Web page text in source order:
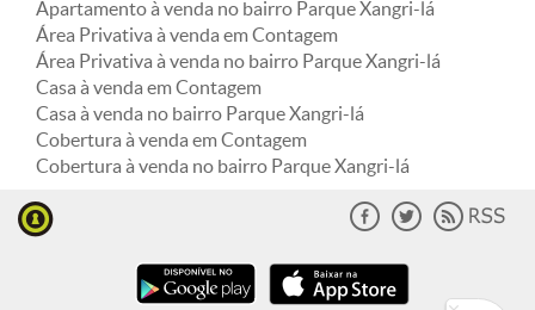
Apartamento à venda no bairro Parque Xangri-lá
Área Privativa à venda em Contagem
Área Privativa à venda no bairro Parque Xangri-lá
Casa à venda em Contagem
Casa à venda no bairro Parque Xangri-lá
Cobertura à venda em Contagem
Cobertura à venda no bairro Parque Xangri-lá